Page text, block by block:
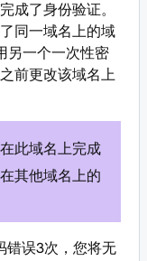
成了身份验证。
同一域名上的域
另一个一次性密
前更改该域名上
此域名上完成
其他域名上的
错误3次，您将无